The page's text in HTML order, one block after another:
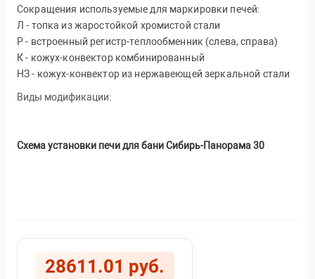
Сокращения используемые для маркировки печей:
Л - топка из жаростойкой хромистой стали
Р - встроенный регистр-теплообменник (слева, справа)
К - кожух-конвектор комбинированный
НЗ - кожух-конвектор из нержавеющей зеркальной стали
Виды модификации:
Схема установки печи для бани Сибирь-Панорама 30
28611.01 руб.